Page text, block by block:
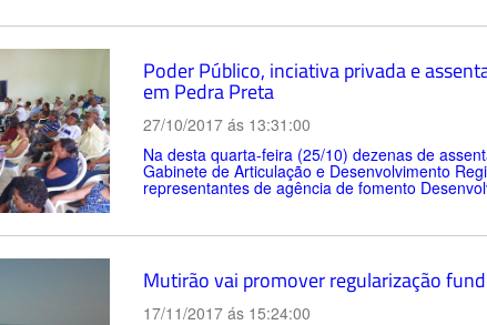
​Poder Público, inciativa privada e
em Pedra Preta
27/10/2017 ás 13:31:00
Na desta quarta-feira (25/10) dezenas de
Gabinete de Articulação e Desenvolvimento
representantes de agência de fomento
Mutirão vai promover regularização
17/11/2017 ás 15:24:00